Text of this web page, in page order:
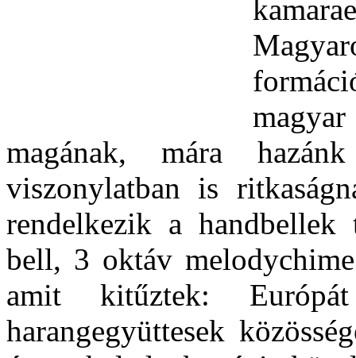
magának, mára
viszonylatban is
rendelkezik a
bell, 3 oktáv
amit kitűztek:
harangegyüttesek